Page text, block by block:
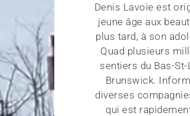
Denis Lavoie est
jeune âge aux
plus tard, à son
Quad plusieurs
sentiers du Bas-
Brunswick.
diverses
qui est